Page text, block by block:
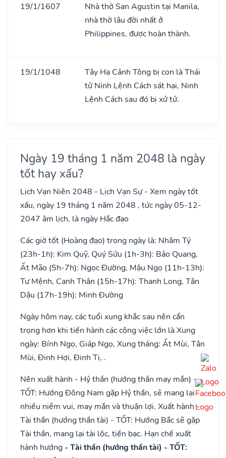
19/1/1607
Nhà thờ San Agustin tại Manila,
nhà thờ lâu đời nhất ở
Philippines, được hoàn thành.
19/1/1048
Tây Hạ Cảnh Tông bị con là Thái
tử Ninh Lệnh Cách sát hại, Ninh
Lệnh Cách sau đó bị xử tử.
Ngày 19 tháng 1 năm 2048 là ngày
tốt hay xấu?
Lịch Vạn Niên 2048 - Lịch Vạn Sự - Xem ngày tốt
xấu, ngày 19 tháng 1 năm 2048 , tức ngày 05-12-
2047 âm lịch, là ngày Hắc đạo
Các giờ tốt (Hoàng đạo) trong ngày là: Nhâm Tý
(23h-1h): Kim Quỹ, Quý Sửu (1h-3h): Bảo Quang,
Ất Mão (5h-7h): Ngọc Đường, Mậu Ngọ (11h-13h):
Tư Mệnh, Canh Thân (15h-17h): Thanh Long, Tân
Dậu (17h-19h): Minh Đường
Ngày hôm nay, các tuổi xung khắc sau nên cẩn
trọng hơn khi tiến hành các công việc lớn là Xung
ngày: Bính Ngọ, Giáp Ngọ, Xung tháng: Ất Mùi, Tân
Mùi, Đinh Hợi, Đinh Tị, .
Nên xuất hành - Hỷ thần (hướng thần may mắn) -
TỐT: Hướng Đông Nam gặp Hỷ thần, sẽ mang lại
nhiều niềm vui, may mắn và thuận lợi. Xuất hành -
Tài thần (hướng thần tài) - TỐT: Hướng Bắc sẽ gặp
Tài thần, mang lại tài lộc, tiền bạc. Hạn chế xuất
hành hướng - Tài thần (hướng thần tài) - TỐT: